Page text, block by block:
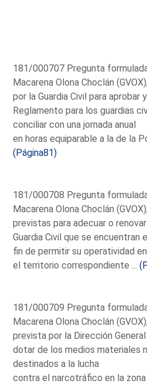
181/000707 Pregunta
Macarena Olona Choclán
por la Guardia Civil para aprobar
Reglamento para los guardias
conciliar con una jornada anual
en horas equiparable a la de la
(Página81)
181/000708 Pregunta
Macarena Olona Choclán
previstas para adecuar o
Guardia Civil que se encuentran
fin de permitir su operatividad en
el territorio correspondiente ...
181/000709 Pregunta
Macarena Olona Choclán
prevista por la Dirección
dotar de los medios materiales
destinados a la lucha
contra el narcotráfico en la zona